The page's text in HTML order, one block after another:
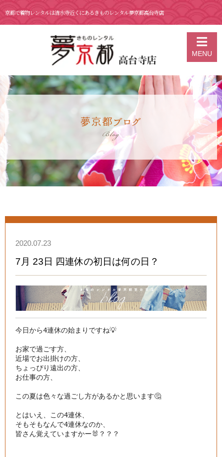
京都で着物レンタルは清水寺近くにあるきものレンタル夢京都高台寺店
MENU
京都の着物レンタル 夢京都 高台寺店
7月 23日 四連休の初
夢京都ブログ
Blog
2020.07.23
7月 23日 四連休の初日は何の日？
今日から4連休の始まりですね💡
お家で過ごす方、
近場でお出掛けの方、
ちょっぴり遠出の方、
お仕事の方、
この夏は色々な過ごし方があるかと思います🤔
とはいえ、この4連休、
そもそもなんで4連休なのか、
皆さん覚えていますかー🐰？？？